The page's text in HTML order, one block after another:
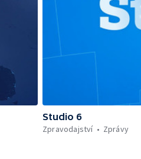
Studio 6
Zpravodajství
Zprávy